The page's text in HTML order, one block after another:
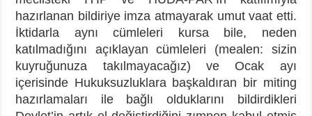
hazırlanan bildiriye imza atmayarak umut vaat etti.
İktidarla aynı cümleleri kursa bile, neden
katılmadığını açıklayan cümleleri (mealen: sizin
kuyruğunuza takılmayacağız) ve Ocak ayı
içerisinde Hukuksuzluklara başkaldıran bir miting
hazırlamaları ile bağlı olduklarını bildirdikleri